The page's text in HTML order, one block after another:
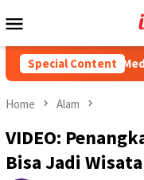
to
Menu
Special Content
Peraih Medali Emas
Home Alam
VIDEO:
Bisa Jadi